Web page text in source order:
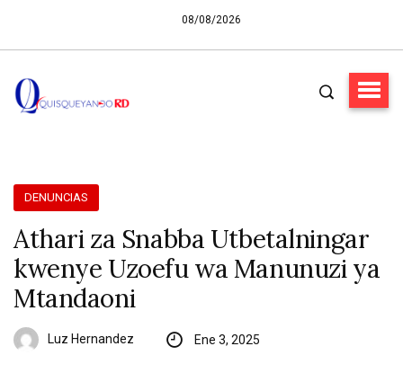
08/08/2026
DENUNCIAS
Athari za Snabba Utbetalningar
kwenye Uzoefu wa Manunuzi ya
Mtandaoni
Luz Hernandez Ene 3, 2025